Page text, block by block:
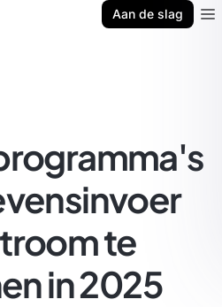
Aan de slag
te
in 2025